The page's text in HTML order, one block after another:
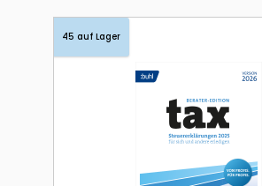
45 auf Lager